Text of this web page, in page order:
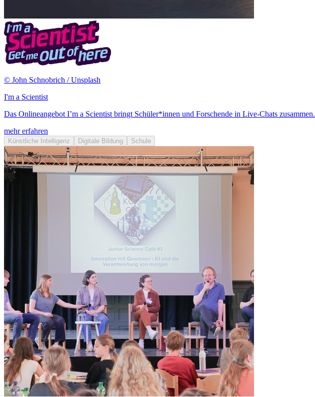
© John Schnobrich / Unsplash
I'm a Scientist
Das Onlineangebot I’m a Scientist bringt Schüler*innen und Forschende in Live-Chats zusammen.
mehr erfahren
Künstliche Intelligenz Digitale Bildung Schule